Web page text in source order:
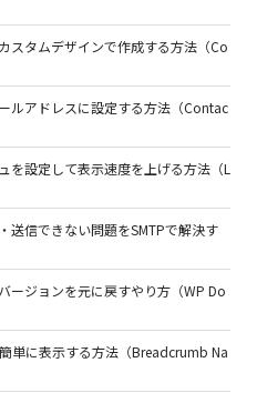
スタムデザインで作成する方法（Co
ルアドレスに設定する方法（Contac
を設定して表示速度を上げる方法（L
送信できない問題をSMTPで解決す
ージョンを元に戻すやり方（WP Do
単に表示する方法（Breadcrumb Na